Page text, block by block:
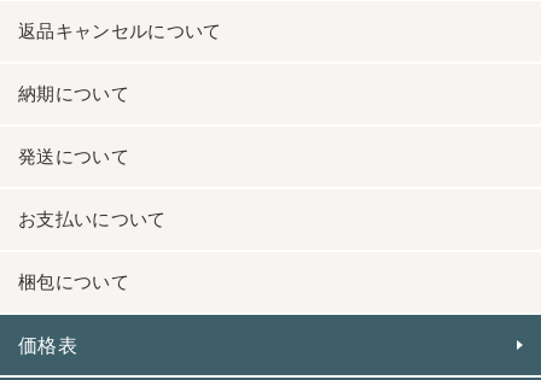
返品キャンセルについて
納期について
発送について
お支払いについて
梱包について
価格表